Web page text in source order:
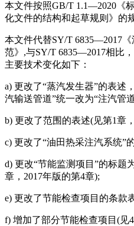
本文件按照GB/T 1.1—2020《
化文件的结构和起草规则》的
本文件代替SY/T 6835—2017
范》,与SY/T 6835—2017相比
主要技术变化如下：
a) 更改了“蒸汽发生器”的表述
汽输送管道”统一改为“注汽管
b) 更改了范围的表述(见第1章
c) 更改了“油田热采注汽系统”
d) 更改“节能监测项目”的标题
章，2017年版的第4章);
e) 更改了节能检查项目的条款
f) 增加了部分节能检查项目(见